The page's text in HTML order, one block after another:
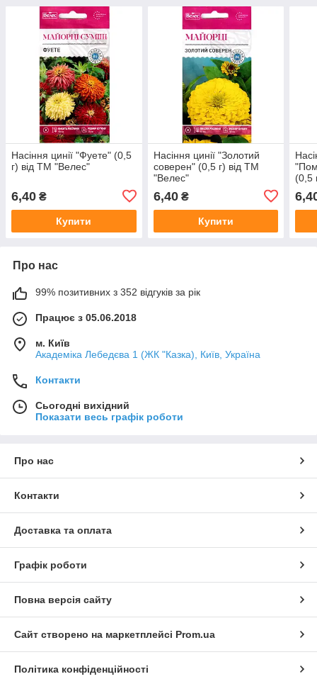
Насіння цинії "Фуете" (0,5
г) від ТМ "Велес"
6,40 ₴
Купити
Насіння цинії "Золотий
соверен" (0,5 г) від ТМ
"Велес"
6,40₴
Купити
(0,5
Про нас
99% позитивних з 352 відгуків за рік
Працює з 05.06.2018
м. Київ
Академіка Лебедєва 1 (ЖК "Казка), Київ, Україна
Контакти
Сьогодні вихідний
Показати весь графік роботи
Про нас
Контакти
Доставка та оплата
Графік роботи
Повна версія сайту
Сайт створено на маркетплейсі Prom.ua
Політика конфіденційності